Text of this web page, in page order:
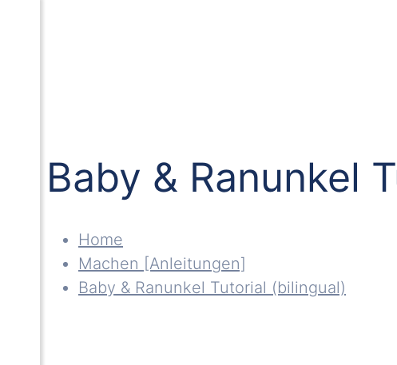
Baby & Ranunkel
Home
Machen [Anleitungen]
Baby & Ranunkel Tutorial (bilingual)